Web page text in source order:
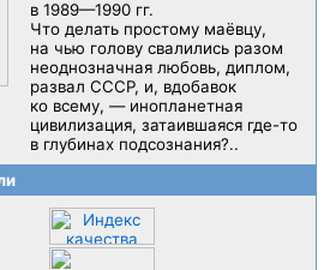
в 1989—1990 гг.
Что делать простому маёвцу,
на чью голову свалились разом
неоднозначная любовь, диплом,
развал CCCP, и, вдобавок
ко всему, — инопланетная
цивилизация, затаившаяся где-то
в глубинах подсознания?..